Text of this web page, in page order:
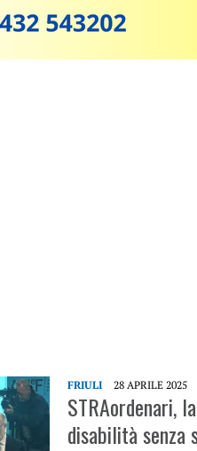
FRIULI 28 APRILE 2025
STRAordenari,
disabilità senza